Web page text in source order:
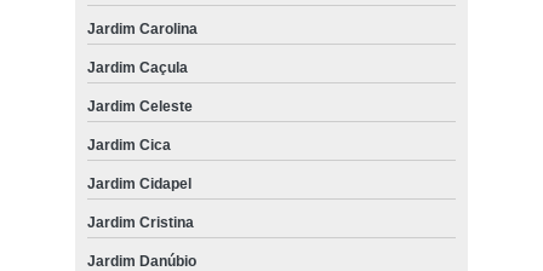
Jardim Carolina
Jardim Caçula
Jardim Celeste
Jardim Cica
Jardim Cidapel
Jardim Cristina
Jardim Danúbio